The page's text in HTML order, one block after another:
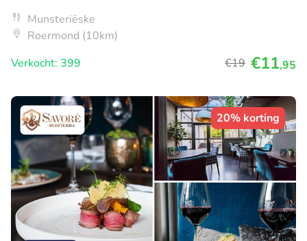
Munsteriëske
Roermond (10km)
Verkocht: 399
€19 €11,95
20% korting